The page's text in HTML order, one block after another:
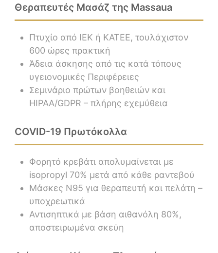
Θεραπευτές Μασάζ της Massaua
Πτυχίο από IEK ή ΚΑΤΕΕ, τουλάχιστον
600 ώρες πρακτική
Άδεια άσκησης από τις κατά τόπους
υγειονομικές Περιφέρειες
Σεμινάριο πρώτων βοηθειών και
HIPAA/GDPR – πλήρης εχεμύθεια
COVID-19 Πρωτόκολλα
Φορητό κρεβάτι απολυμαίνεται με
isopropyl 70% μετά από κάθε ραντεβού
Μάσκες Ν95 για θεραπευτή και πελάτη –
υποχρεωτικά
Αντισηπτικά με βάση αιθανόλη 80%,
αποστειρωμένα σκεύη